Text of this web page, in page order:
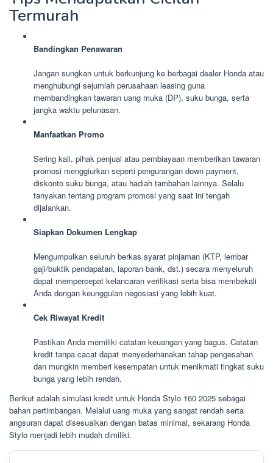
Termurah
Bandingkan Penawaran
Jangan sungkan untuk berkunjung ke berbagai dealer Honda atau
menghubungi sejumlah perusahaan leasing guna
membandingkan tawaran uang muka (DP), suku bunga, serta
jangka waktu pelunasan.
Manfaatkan Promo
Sering kali, pihak penjual atau pembiayaan memberikan tawaran
promosi menggiurkan seperti pengurangan down payment,
diskonto suku bunga, atau hadiah tambahan lainnya. Selalu
tanyakan tentang program promosi yang saat ini tengah
dijalankan.
Siapkan Dokumen Lengkap
Mengumpulkan seluruh berkas syarat pinjaman (KTP, lembar
gaji/buktik pendapatan, laporan bank, dst.) secara menyeluruh
dapat mempercepat kelancaran verifikasi serta bisa membekali
Anda dengan keunggulan negosiasi yang lebih kuat.
Cek Riwayat Kredit
Pastikan Anda memiliki catatan keuangan yang bagus. Catatan
kredit tanpa cacat dapat menyederhanakan tahap pengesahan
dan mungkin memberi kesempatan untuk menikmati tingkat suku
bunga yang lebih rendah.
Berikut adalah simulasi kredit untuk Honda Stylo 160 2025 sebagai
bahan pertimbangan. Melalui uang muka yang sangat rendah serta
angsuran dapat disesuaikan dengan batas minimal, sekarang Honda
Stylo menjadi lebih mudah dimiliki.